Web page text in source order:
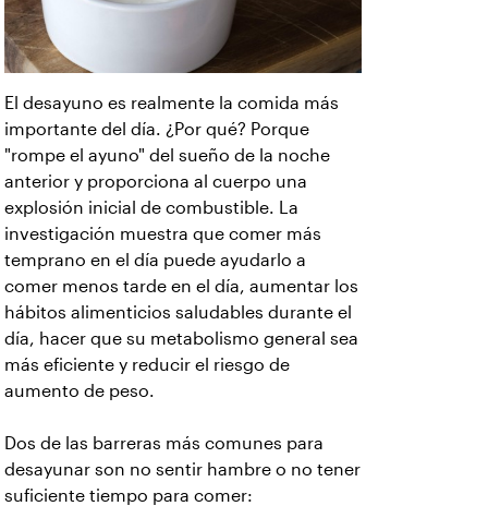
El desayuno es realmente la comida más
importante del día. ¿Por qué? Porque
"rompe el ayuno" del sueño de la noche
anterior y proporciona al cuerpo una
explosión inicial de combustible. La
investigación muestra que comer más
temprano en el día puede ayudarlo a
comer menos tarde en el día, aumentar los
hábitos alimenticios saludables durante el
día, hacer que su metabolismo general sea
más eficiente y reducir el riesgo de
aumento de peso.
Dos de las barreras más comunes para
desayunar son no sentir hambre o no tener
suficiente tiempo para comer: